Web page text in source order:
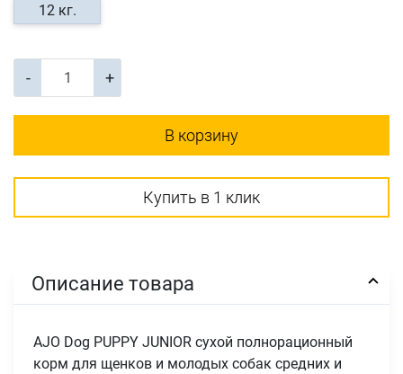
12 кг.
- +
В корзину
Купить в 1 клик
Описание товара
AJO Dog PUPPY JUNIOR сухой полнорационный
корм для щенков и молодых собак средних и